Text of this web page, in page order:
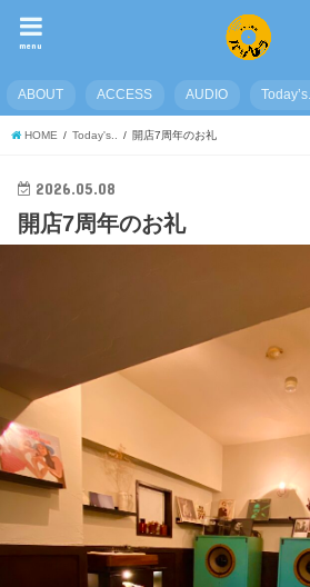
menu
ABOUT ACCESS AUDIO Today’s..
HOME Today's.. 開店7周年のお礼
2026.05.08
開店7周年のお礼